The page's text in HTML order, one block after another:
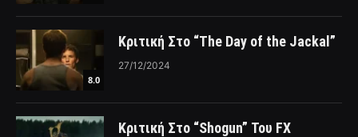
8.0
Κριτική Στο “The Day of the Jackal”
27/12/2024
Κριτική Στο “Shogun” Του FX